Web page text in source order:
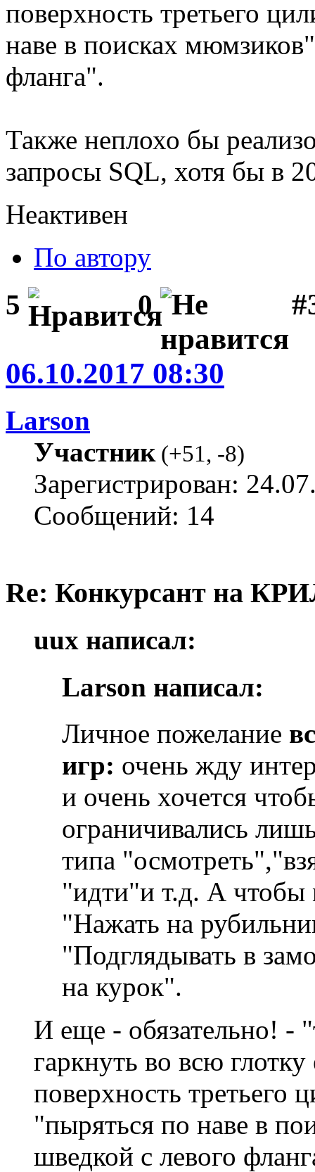
поверхность третьего
наве в поисках
фланга".
Также неплохо бы
запросы SQL, хотя бы в
Неактивен
По автору
5 0
06.10.2017 08:30
Larson
Участник(+51, -8)
Зарегистрирован:
Сообщений: 14
Re: Конкурсант на
uux написал:
Larson написал:
Личное пожелание
игр: очень жду
и очень хочется
ограничивались
типа
"идти"и т.д. А
"Нажать на
"Подглядывать в
на курок".
И еще - обязательно! -
гаркнуть во всю
поверхность третьего
"пыряться по наве в
шведкой с левого